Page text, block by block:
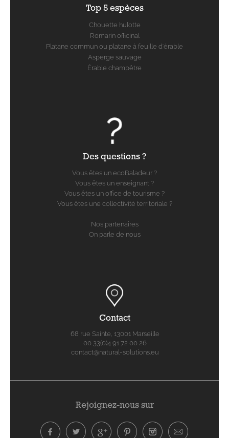
Top 5 espèces
Chouette hulotte
Romarin officinal
Platane commun ou platane à feuille d'érable
Asperge sauvage
Érable champêtre
Des questions ?
Vous êtes un ecoBaladeur ?
Vous êtes un enseignant ?
Vous êtes un office de tourisme ?
Vous êtes une collectivité territoriale ?
Nos partenaires
On parle de nous
Contact
68 rue Sainte, 13001 Marseille
00 33(0)4 91 72 00 26
contact@natural-solutions.eu
Rejoignez-nous sur